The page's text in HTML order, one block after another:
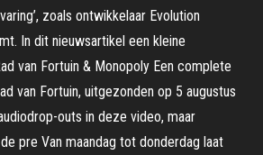
zoals ontwikkelaar Evolution
In dit nieuwsartikel een kleine
van Fortuin & Monopoly Een complete
van Fortuin, uitgezonden op 5 augustus
outs in deze video, maar
pre Van maandag tot donderdag laat